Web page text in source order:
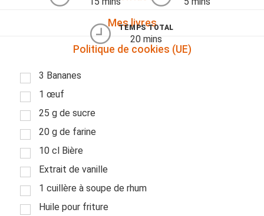
Mes livres
Politique de cookies (UE)
TEMPS TOTAL
20 mins
3 Bananes
1 œuf
25 g de sucre
20 g de farine
10 cl Bière
Extrait de vanille
1 cuillère à soupe de rhum
Huile pour friture